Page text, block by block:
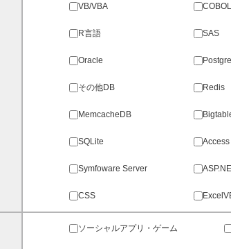
VB/VBA COBOL
R言語 SAS
Oracle
その他DB Redis
MemcacheDB
SQLite Access
Symfoware Server
CSS
ソーシャルアプリ・ゲーム